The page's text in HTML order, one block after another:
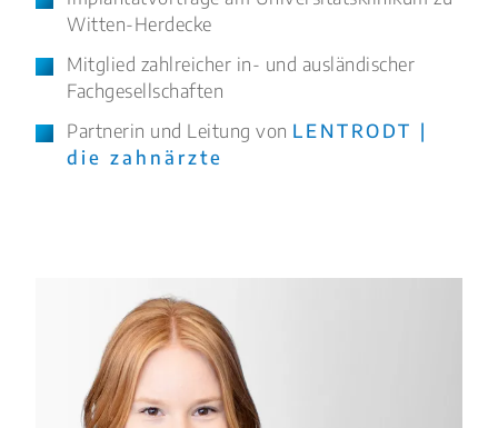
Witten-Herdecke
Mitglied zahlreicher in- und ausländischer
Fachgesellschaften
Partnerin und Leitung von LENTRODT |
die zahnärzte